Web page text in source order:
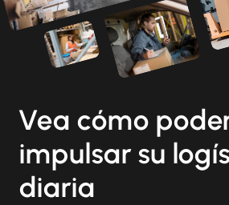
Vea cómo
impulsar su
diaria